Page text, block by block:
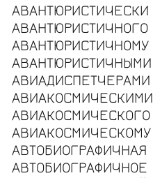
АВАНТЮРИСТИЧЕСКИ
АВАНТЮРИСТИЧНОГО
АВАНТЮРИСТИЧНОМУ
АВАНТЮРИСТИЧНЫМИ
АВИАДИСПЕТЧЕРАМИ
АВИАКОСМИЧЕСКИМИ
АВИАКОСМИЧЕСКОГО
АВИАКОСМИЧЕСКОМУ
АВТОБИОГРАФИЧНАЯ
АВТОБИОГРАФИЧНОЕ